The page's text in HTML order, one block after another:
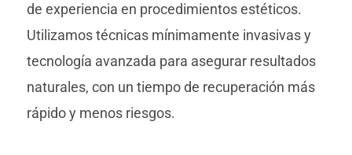
de experiencia en procedimientos estéticos.
Utilizamos técnicas mínimamente invasivas y
tecnología avanzada para asegurar resultados
naturales, con un tiempo de recuperación más
rápido y menos riesgos.